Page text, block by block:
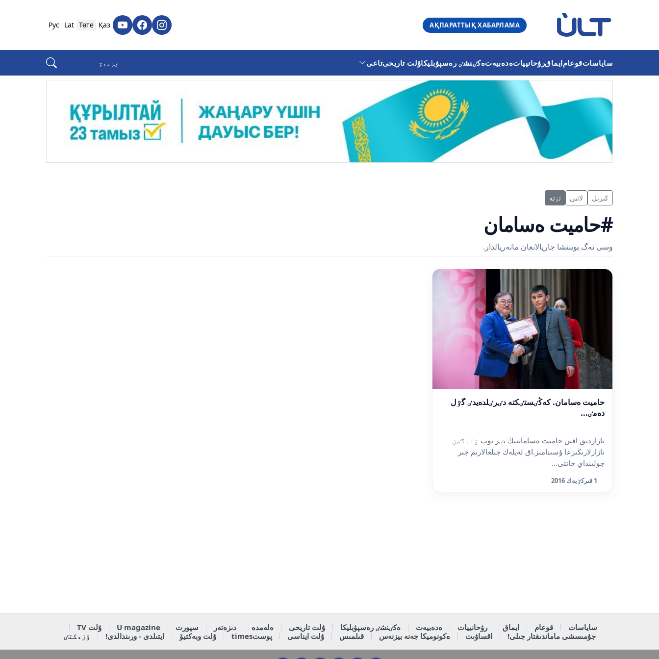
АҚПАРАТТЫҚ ХАБАРЛАМА
Қаз
Төте
Lat
Рус
ساياساتقوعامايماقرۋحانيياتەدەبيەتەكٸنشٸ رەسپۋبليكاۇلت تاريحىتاعى
كىرىل لاتىن تٶتە
#حاميت ەسامان
وسى تەگ بويىنشا جاريالانعان ماتەريالدار.
حاميت ەسامان. كەڭٸستٸكتە دٸرٸلدەيدٸ گٷل
دەمٸ...
تارازدىق اقىن حاميت ەساماننىڭ بٸر توپ ٶلەڭٸن
نازارلارىڭىزعا ۇسىنامىز.اق لەيلەك جىلعالارىم جىر
جولىنداي جاتتى...
1 قىركٷيەك 2016
ساياسات قوعام ايماق رۋحانييات ەدەبيەت ەكٸنشٸ رەسپۋبليكا ۇلت تاريحى ەلەمدە دىزەتەر سپورت U magazine
ۇلت TV
جۇمىسشى ماماندىقتار جىلى!
اقساۋىت ەكونوميكا جەنە بيزنەس قىلمىس ۇلت ايناسى پوستtimes ۇلت وبەكتيۆ ايتىلدى - ورىندالدى! ٶزەكتٸ